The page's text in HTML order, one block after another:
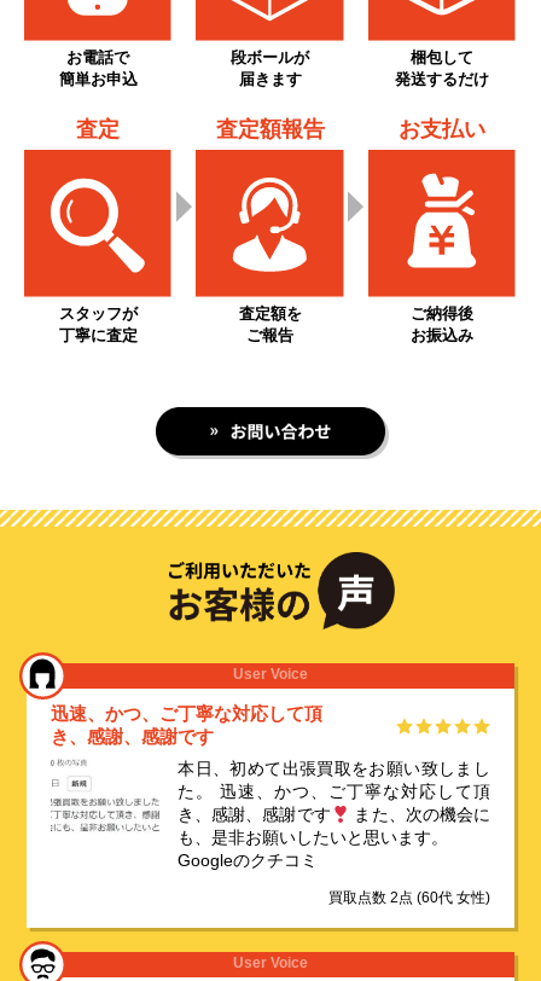
お電話で
簡単お申込
段ボールが
届きます
梱包して
発送するだけ
査定
スタッフが
丁寧に査定
査定額報告
査定額を
ご報告
お支払い
ご納得後
お振込み
User Voice
迅速、かつ、ご丁寧な対応して頂
き、感謝、感謝です
本日、初めて出張買取をお願い致しまし
た。 迅速、かつ、ご丁寧な対応して頂
き、感謝、感謝です
また、次の機会に
も、是非お願いしたいと思います。
Googleのクチコミ
買取点数 2点 (60代 女性)
User Voice